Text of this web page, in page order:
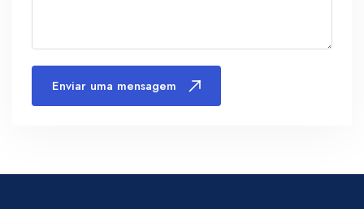
Enviar uma mensagem